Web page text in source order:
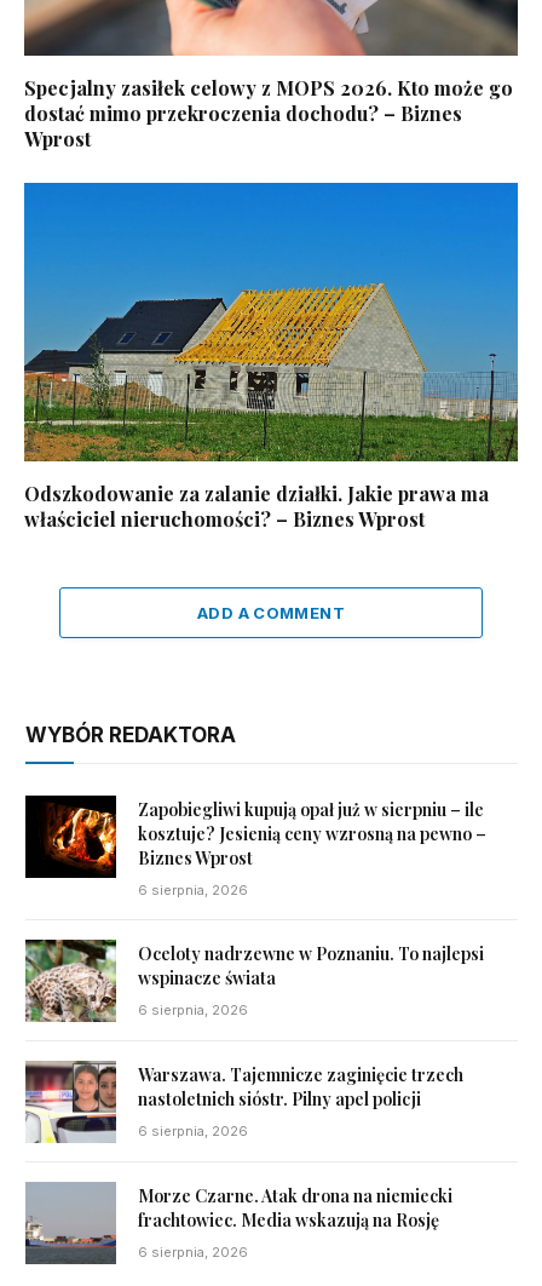
Specjalny zasiłek celowy z MOPS 2026. Kto może go
dostać mimo przekroczenia dochodu? – Biznes
Wprost
Odszkodowanie za zalanie działki. Jakie prawa ma
właściciel nieruchomości? – Biznes Wprost
ADD A COMMENT
WYBÓR REDAKTORA
Zapobiegliwi kupują opał już w sierpniu – ile
kosztuje? Jesienią ceny wzrosną na pewno –
Biznes Wprost
6 sierpnia, 2026
Oceloty nadrzewne w Poznaniu. To najlepsi
wspinacze świata
6 sierpnia, 2026
Warszawa. Tajemnicze zaginięcie trzech
nastoletnich sióstr. Pilny apel policji
6 sierpnia, 2026
Morze Czarne. Atak drona na niemiecki
frachtowiec. Media wskazują na Rosję
6 sierpnia, 2026